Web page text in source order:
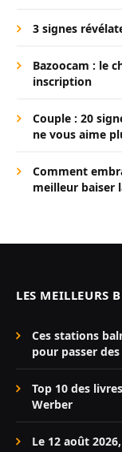
3 signes
Bazoocam : le
inscription
Couple : 20
ne vous aime
Comment
meilleur baiser
LES MEILLEURS
Ces stations
pour passer
Top 10 des
Werber
Le 12 août